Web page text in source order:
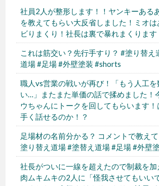
社員2人が整形します！！ヤンキーある
を教えてもらい大反省しました！ミオ
ビりまくり！社長は裏で暴れまくります
これは筋交い？先行手すり？ #塗り替え
道場 #足場 #外壁塗装 #shorts
職人vs営業の戦いが再び！「もう人工を
い…」またまた単価の話で揉めました！
ウちゃんにトークを回してもらいます！
手く話せるのか！？
足場材の名前分かる？ コメントで教え
塗り替え道場 #塗替え道場 #足場 #外壁
社長がついに一線を超えたので制裁を
肉ムキムキの2人に「怪我させてもいい